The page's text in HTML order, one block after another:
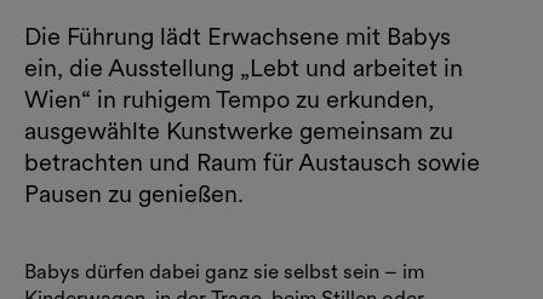
Die Führung lädt Erwachsene mit Babys
ein, die Ausstellung „Lebt und arbeitet in
Wien“ in ruhigem Tempo zu erkunden,
ausgewählte Kunstwerke gemeinsam zu
betrachten und Raum für Austausch sowie
Pausen zu genießen.
Babys dürfen dabei ganz sie selbst sein – im